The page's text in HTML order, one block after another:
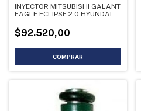
INYECTOR MITSUBISHI GALANT
EAGLE ECLIPSE 2.0 HYUNDAI
$92.520,00